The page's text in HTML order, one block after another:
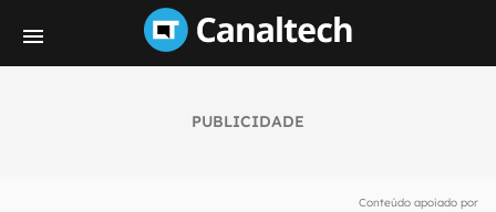
PUBLICIDADE
Conteúdo apoiado por
notícias e reviews sobre tecnologia em primeira